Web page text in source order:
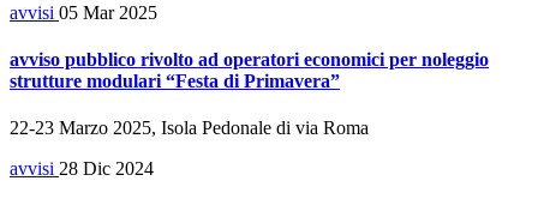
avvisi 05 Mar 2025
avviso pubblico rivolto ad operatori economici per noleggio
strutture modulari “Festa di Primavera”
22-23 Marzo 2025, Isola Pedonale di via Roma
avvisi 28 Dic 2024